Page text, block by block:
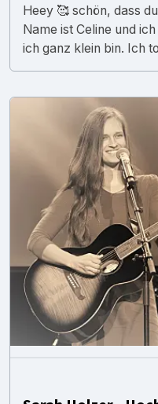
Heey 🥰 schön, dass
Name ist Celine und
ich ganz klein bin. Ich